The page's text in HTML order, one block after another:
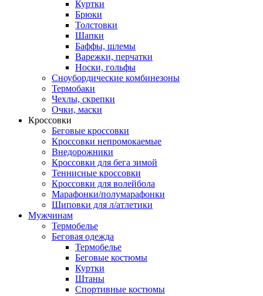
Куртки
Брюки
Толстовки
Шапки
Баффы, шлемы
Варежки, перчатки
Носки, гольфы
Сноубордические комбинезоны
Термобаки
Чехлы, скрепки
Очки, маски
Кроссовки
Беговые кроссовки
Кроссовки непромокаемые
Внедорожники
Кроссовки для бега зимой
Теннисные кроссовки
Кроссовки для волейбола
Марафонки/полумарафонки
Шиповки для л/атлетики
Мужчинам
Термобелье
Беговая одежда
Термобелье
Беговые костюмы
Куртки
Штаны
Спортивные костюмы